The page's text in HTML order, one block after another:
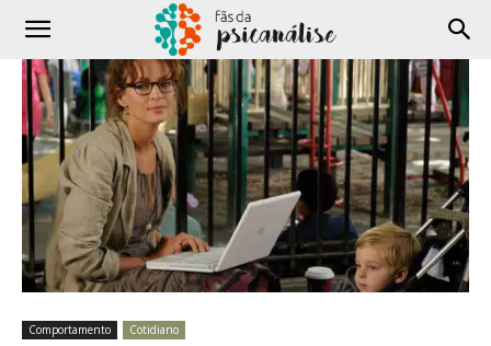
Comportamento Cotidiano